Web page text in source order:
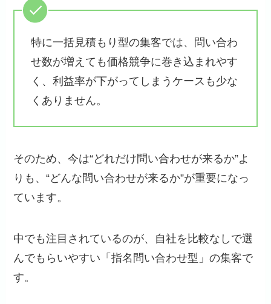
特に一括見積もり型の集客では、問い合わ
せ数が増えても価格競争に巻き込まれやす
く、利益率が下がってしまうケースも少な
くありません。
そのため、今は“どれだけ問い合わせが来るか”よ
りも、“どんな問い合わせが来るか”が重要になっ
ています。
中でも注目されているのが、自社を比較なしで選
んでもらいやすい「指名問い合わせ型」の集客で
す。